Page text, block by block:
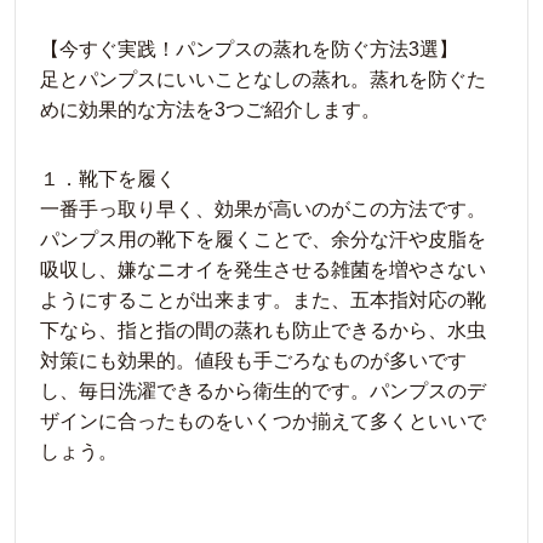
【今すぐ実践！パンプスの蒸れを防ぐ方法3選】
足とパンプスにいいことなしの蒸れ。蒸れを防ぐた
めに効果的な方法を3つご紹介します。
１．靴下を履く
一番手っ取り早く、効果が高いのがこの方法です。
パンプス用の靴下を履くことで、余分な汗や皮脂を
吸収し、嫌なニオイを発生させる雑菌を増やさない
ようにすることが出来ます。また、五本指対応の靴
下なら、指と指の間の蒸れも防止できるから、水虫
対策にも効果的。値段も手ごろなものが多いです
し、毎日洗濯できるから衛生的です。パンプスのデ
ザインに合ったものをいくつか揃えて多くといいで
しょう。